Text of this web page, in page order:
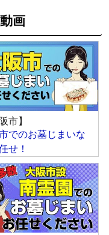
画
市】
でのお墓じまいな
せ！